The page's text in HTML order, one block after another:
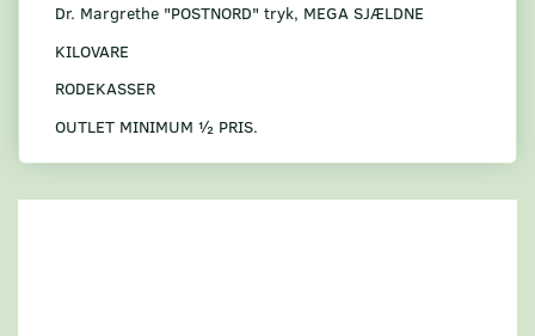
Dr. Margrethe "POSTNORD" tryk, MEGA SJÆLDNE
KILOVARE
RODEKASSER
OUTLET MINIMUM ½ PRIS.